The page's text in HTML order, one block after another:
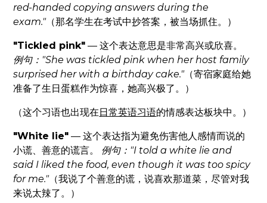
red-handed copying answers during the
exam."（那名学生在考试中抄答案，被当场抓住。）
"Tickled pink" — 这个表达意思是非常高兴或欣喜。
例句："She was tickled pink when her host family
surprised her with a birthday cake."（寄宿家庭给她
准备了生日蛋糕作为惊喜，她高兴极了。）
（这个习语也出现在 日常英语习语的情感表达板块中。）
"White lie" — 这个表达指为避免伤害他人感情而说的
小谎、善意的谎言。 例句："I told a white lie and
said I liked the food, even though it was too spicy
for me."（我说了个善意的谎，说喜欢那道菜，尽管对我
来说太辣了。）